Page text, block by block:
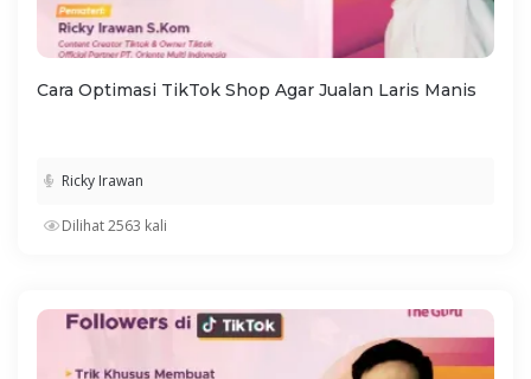
Cara Optimasi TikTok Shop Agar Jualan Laris Manis
Ricky Irawan
Dilihat 2563 kali